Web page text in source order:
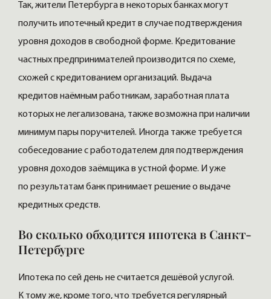
Так, жители Петербурга в некоторых банках могут
получить ипотечный кредит в случае подтверждения
уровня доходов в свободной форме. Кредитование
частных предпринимателей производится по схеме,
схожей с кредитованием организаций. Выдача
кредитов наёмным работникам, заработная плата
которых не легализована, также возможна при наличии
минимум пары поручителей. Иногда также требуется
собеседование с работодателем для подтверждения
уровня доходов заёмщика в устной форме. И уже
по результатам банк принимает решение о выдаче
кредитных средств.
Во сколько обходится ипотека в Санкт-
Петербурге
Ипотека по сей день не считается дешёвой услугой.
К тому же, кроме того, что требуется регулярный